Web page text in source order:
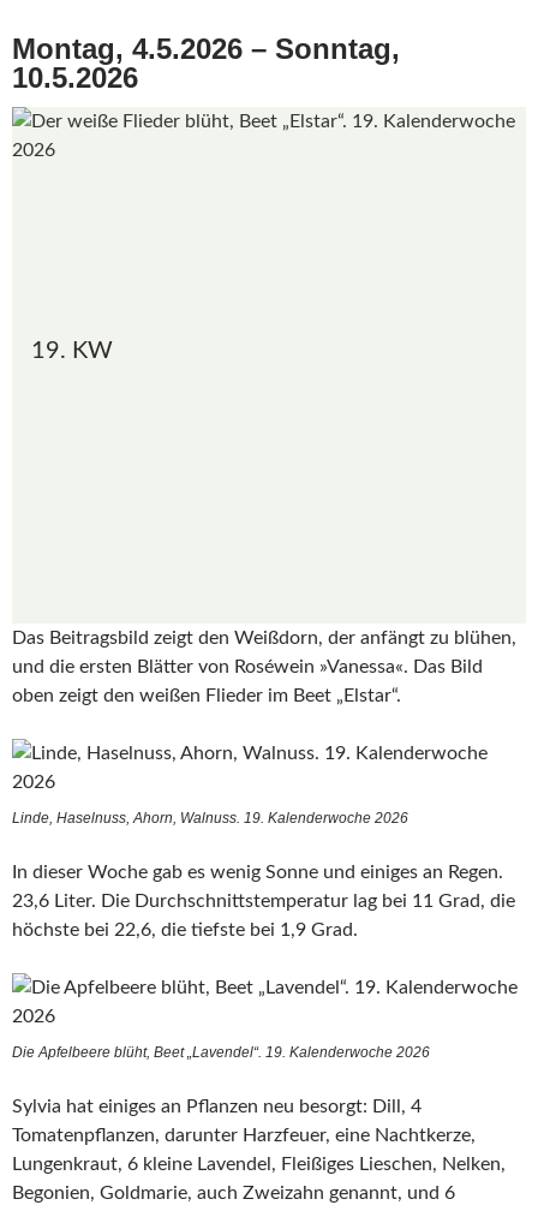
Montag, 4.5.2026 – Sonntag,
10.5.2026
19. KW
Das Beitragsbild zeigt den Weißdorn, der anfängt zu blühen,
und die ersten Blätter von Roséwein »Vanessa«. Das Bild
oben zeigt den weißen Flieder im Beet „Elstar“.
Linde, Haselnuss, Ahorn, Walnuss. 19. Kalenderwoche 2026
In dieser Woche gab es wenig Sonne und einiges an Regen.
23,6 Liter. Die Durchschnittstemperatur lag bei 11 Grad, die
höchste bei 22,6, die tiefste bei 1,9 Grad.
Die Apfelbeere blüht, Beet „Lavendel“. 19. Kalenderwoche 2026
Sylvia hat einiges an Pflanzen neu besorgt: Dill, 4
Tomatenpflanzen, darunter Harzfeuer, eine Nachtkerze,
Lungenkraut, 6 kleine Lavendel, Fleißiges Lieschen, Nelken,
Begonien, Goldmarie, auch Zweizahn genannt, und 6